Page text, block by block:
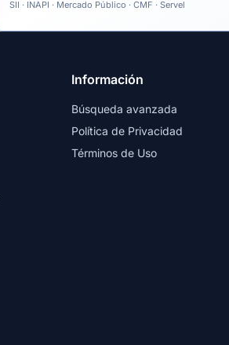
SII · INAPI · Mercado Público · CMF · Servel
Información
Búsqueda avanzada
Política de Privacidad
Términos de Uso